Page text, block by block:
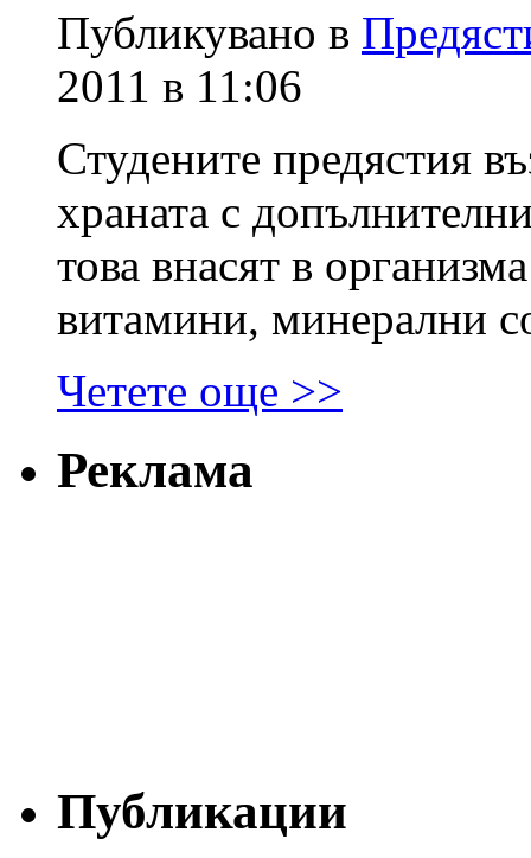
Публикувано в
2011 в 11:06
Студените предястия
храната с
това внасят в
витамини, минерални
Четете още >>
Реклама
Публикации